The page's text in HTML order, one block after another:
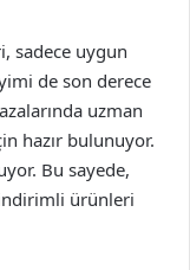
sadece uygun
de son derece
uzman
hazır bulunuyor.
Bu sayede,
ürünleri